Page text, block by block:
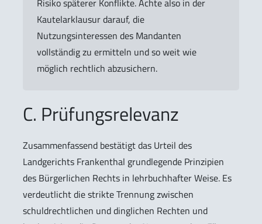
Kautelarklausur darauf, die
Nutzungsinteressen des Mandanten
vollständig zu ermitteln und so weit wie
möglich rechtlich abzusichern.
C. Prüfungsrelevanz
Zusammenfassend bestätigt das Urteil des
Landgerichts Frankenthal grundlegende Prinzipien
des Bürgerlichen Rechts in lehrbuchhafter Weise. Es
verdeutlicht die strikte Trennung zwischen
schuldrechtlichen und dinglichen Rechten und